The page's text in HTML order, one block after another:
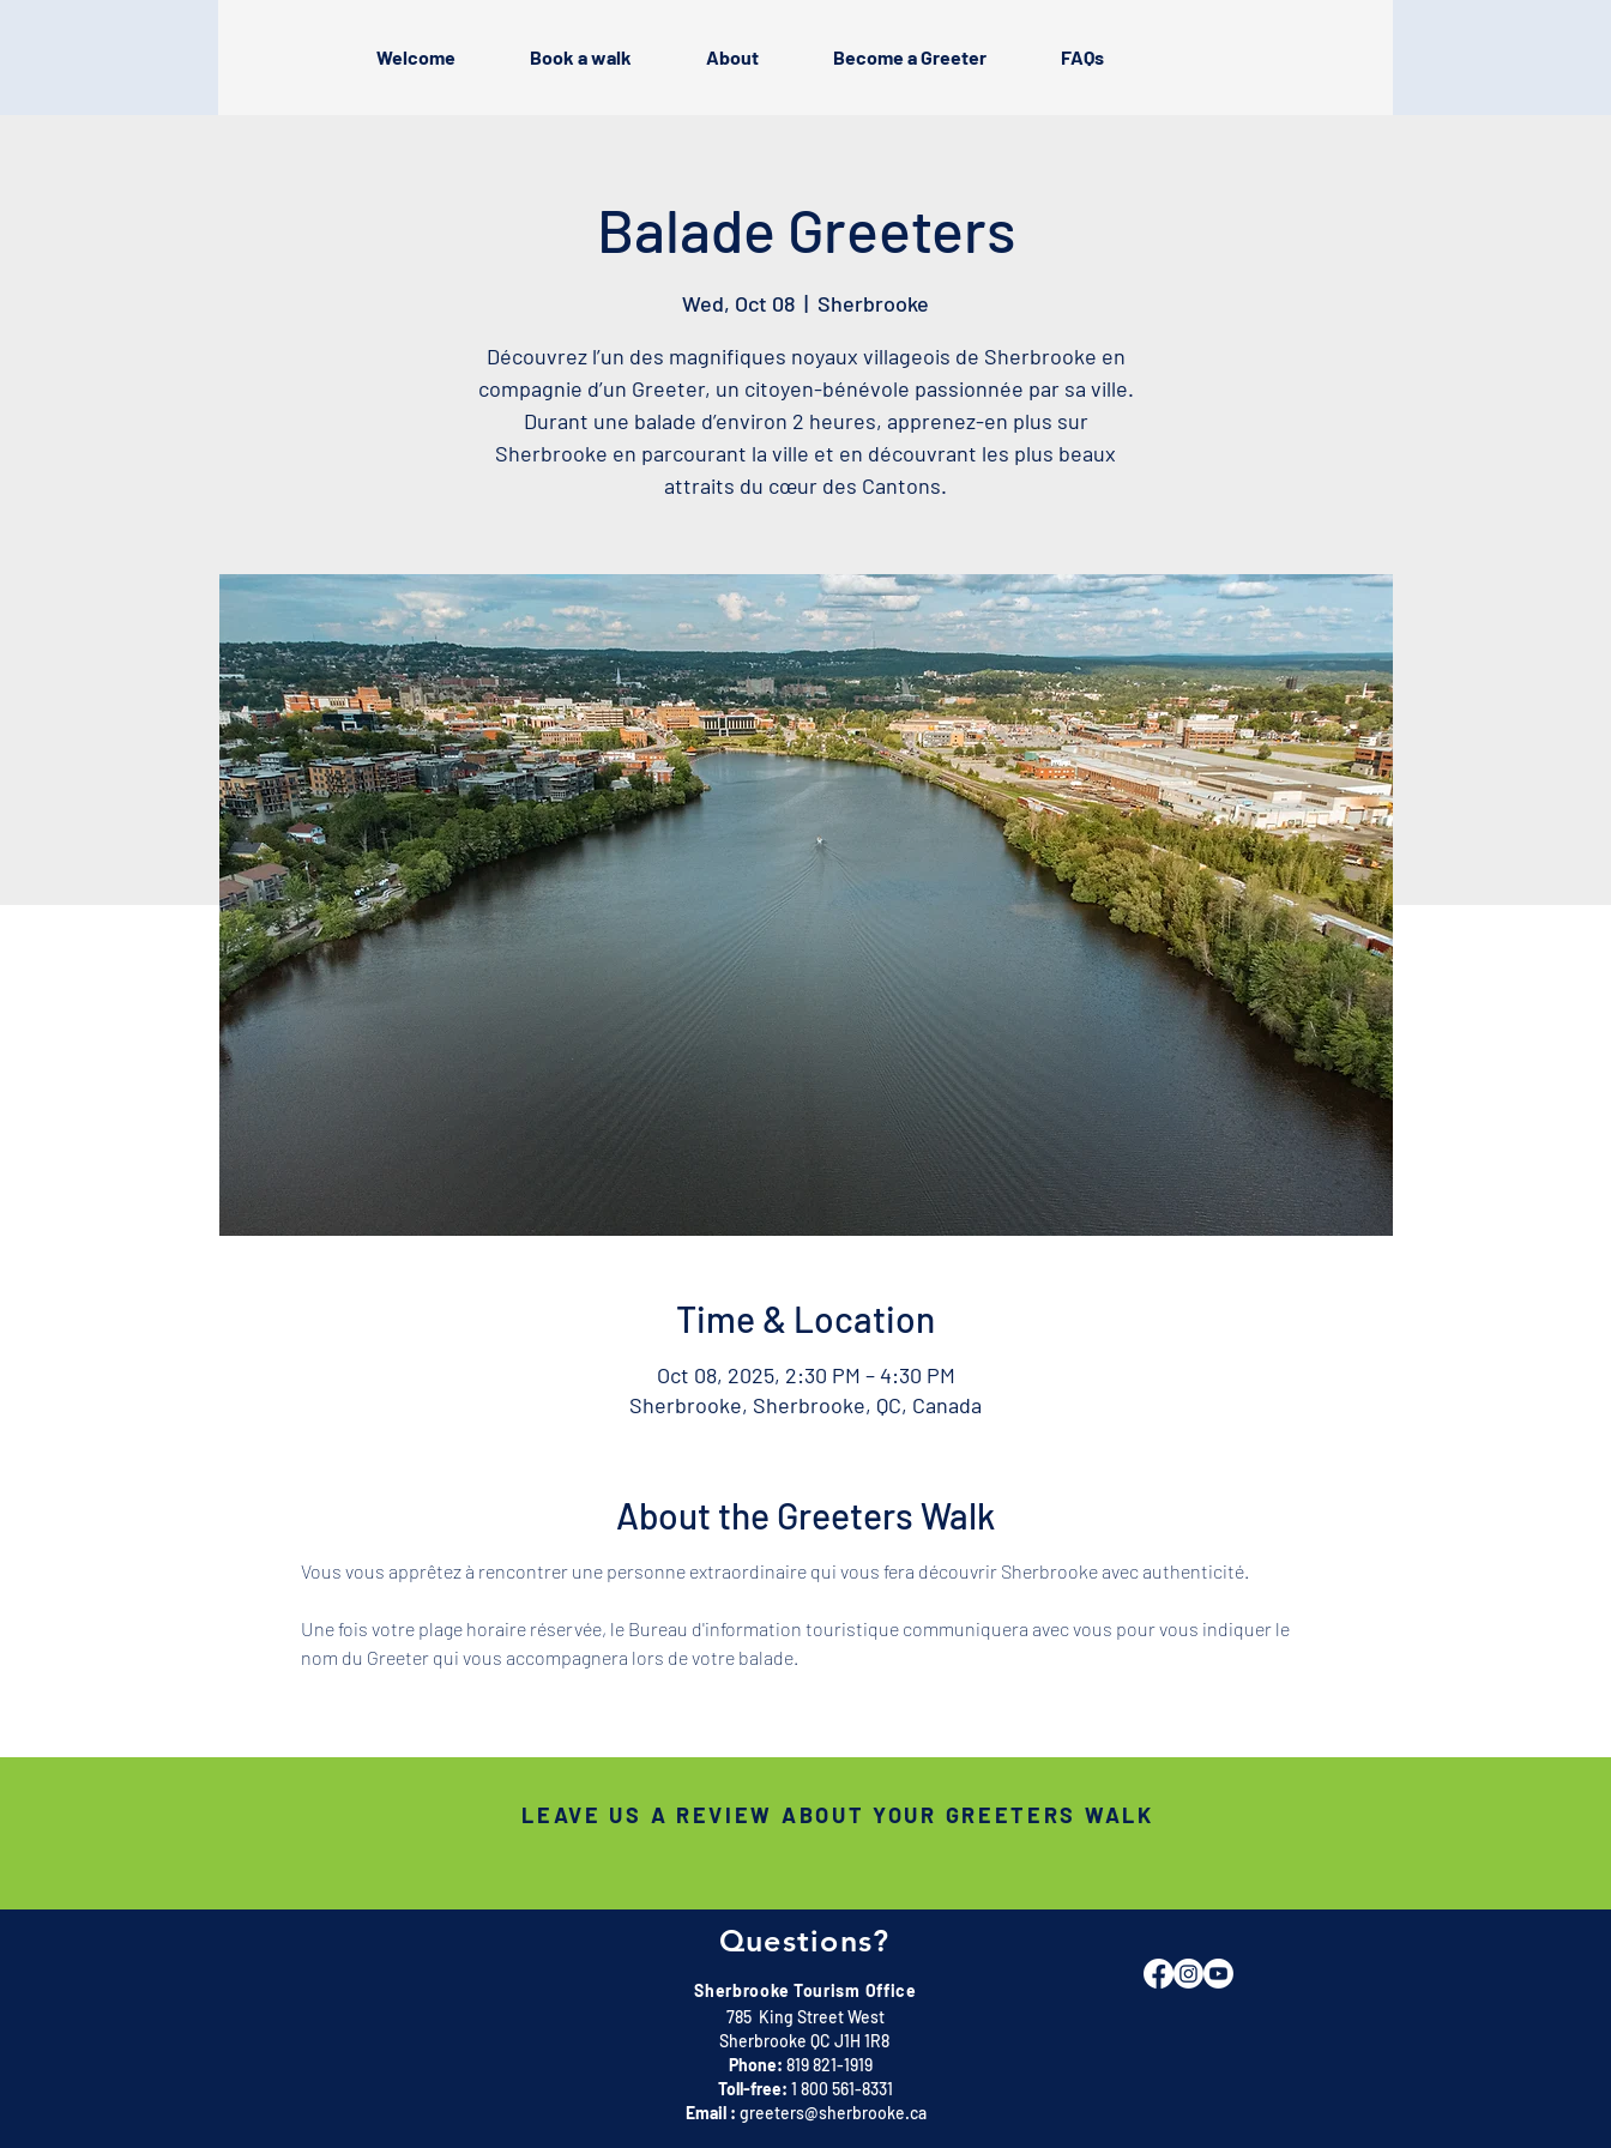
Welcome Book a walk About Become a Greeter FAQs
Balade Greeters
Wed, Oct 08
  |
Sherbrooke
Découvrez l’un des magnifiques noyaux villageois de Sherbrooke en
compagnie d’un Greeter, un citoyen-bénévole passionnée par sa ville.
Durant une balade d’environ 2 heures, apprenez-en plus sur
Sherbrooke en parcourant la ville et en découvrant les plus beaux
attraits du cœur des Cantons.
Time & Location
Oct 08, 2025, 2:30 PM – 4:30 PM
Sherbrooke, Sherbrooke, QC, Canada
About the Greeters Walk
Vous vous apprêtez à rencontrer une personne extraordinaire qui vous fera découvrir Sherbrooke avec authenticité.
Une fois votre plage horaire réservée, le Bureau d'information touristique communiquera avec vous pour vous indiquer le
nom du Greeter qui vous accompagnera lors de votre balade.
Questions?
Sherbrooke Tourism Office
785 King Street West
Sherbrooke QC J1H 1R8
Phone: 819 821-1919
Toll-free: 1 800 561-8331
Email : greeters@sherbrooke.ca
LEAVE US A REVIEW ABOUT YOUR GREETERS WALK